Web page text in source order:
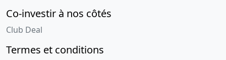
Co-investir à nos côtés
Club Deal
Termes et conditions